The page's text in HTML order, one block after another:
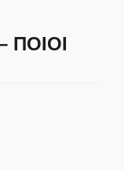
ΠΟΙΟΙ